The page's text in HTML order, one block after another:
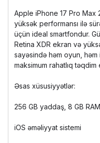
Apple iPhone 17 Pro Max
yüksək performansı ilə
üçün ideal smartfondur.
Retina XDR ekran və
sayəsində həm oyun,
maksimum rahatlıq təqdim
Əsas xüsusiyyətlər:
256 GB yaddaş, 8 GB RAM
iOS əməliyyat sistemi